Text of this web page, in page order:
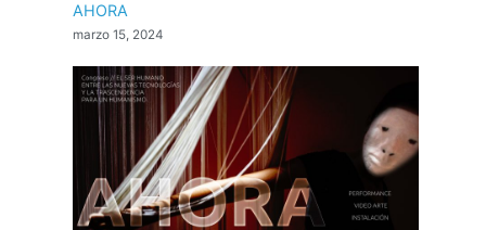
AHORA
marzo 15, 2024